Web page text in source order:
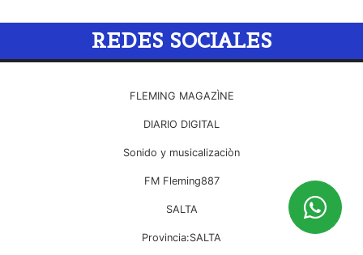
REDES SOCIALES
FLEMING MAGAZÌNE
DIARIO DIGITAL
Sonido y musicalizaciòn
FM Fleming887
SALTA
Provincia:SALTA